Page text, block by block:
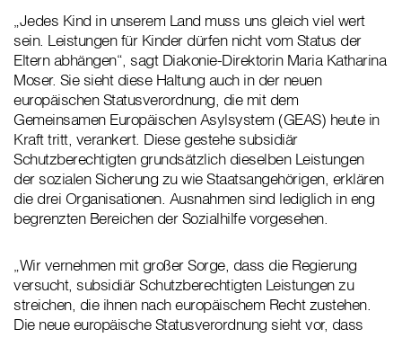
„Jedes Kind in unserem Land muss uns gleich viel wert
sein. Leistungen für Kinder dürfen nicht vom Status der
Eltern abhängen“, sagt Diakonie-Direktorin Maria Katharina
Moser. Sie sieht diese Haltung auch in der neuen
europäischen Statusverordnung, die mit dem
Gemeinsamen Europäischen Asylsystem (GEAS) heute in
Kraft tritt, verankert. Diese gestehe subsidiär
Schutzberechtigten grundsätzlich dieselben Leistungen
der sozialen Sicherung zu wie Staatsangehörigen, erklären
die drei Organisationen. Ausnahmen sind lediglich in eng
begrenzten Bereichen der Sozialhilfe vorgesehen.
„Wir vernehmen mit großer Sorge, dass die Regierung
versucht, subsidiär Schutzberechtigten Leistungen zu
streichen, die ihnen nach europäischem Recht zustehen.
Die neue europäische Statusverordnung sieht vor, dass